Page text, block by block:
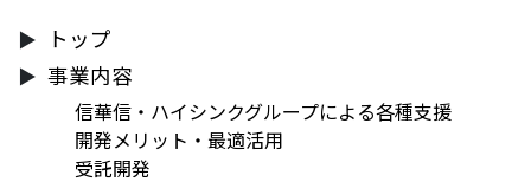
トップ
事業内容
信華信・ハイシンクグループによる各種支援
開発メリット・最適活用
受託開発